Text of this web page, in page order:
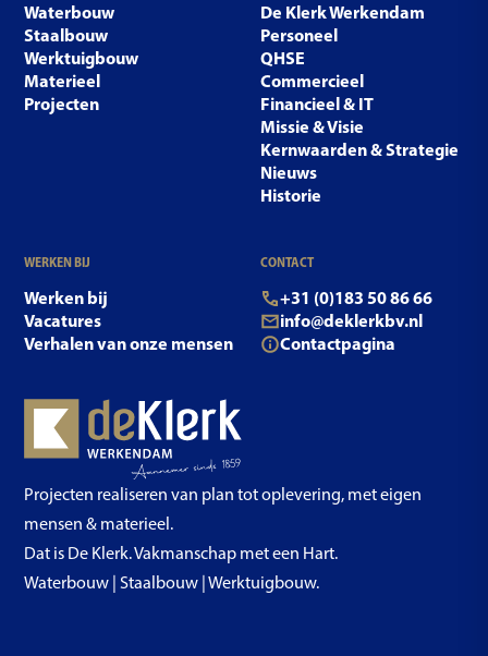
Projecten realiseren van plan tot oplevering, met eigen
mensen & materieel.
Dat is De Klerk. Vakmanschap met een Hart.
Waterbouw | Staalbouw | Werktuigbouw.
Waterbouw
Staalbouw
Werktuigbouw
Materieel
Projecten
De Klerk Werkendam
Personeel
QHSE
Commercieel
Financieel & IT
Missie & Visie
Kernwaarden & Strategie
Nieuws
Historie
WERKEN BIJ
Werken bij
Vacatures
Verhalen van onze mensen
CONTACT
+31 (0)183 50 86 66
info@deklerkbv.nl
Contactpagina